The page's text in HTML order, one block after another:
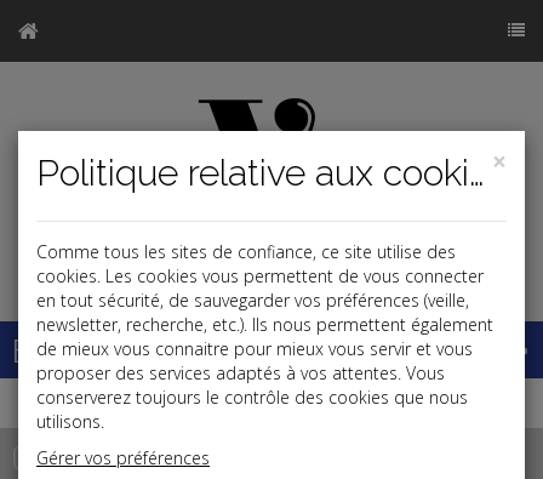
Base documentaire
Chiffres
×
Politique relative aux cookies
Comme tous les sites de confiance, ce site utilise des
cookies. Les cookies vous permettent de vous connecter
en tout sécurité, de sauvegarder vos préférences (veille,
newsletter, recherche, etc.). Ils nous permettent également
de mieux vous connaitre pour mieux vous servir et vous
proposer des services adaptés à vos attentes. Vous
conserverez toujours le contrôle des cookies que nous
utilisons.
Gérer vos préférences